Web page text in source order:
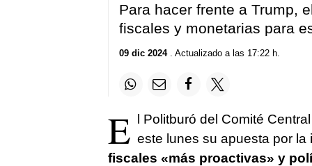
Para hacer frente a Trump,
fiscales y monetarias para
09 dic 2024. Actualizado a las 17:22 h.
E l Politburó del Comité
este lunes su apuesta por
fiscales «más proactivas» y